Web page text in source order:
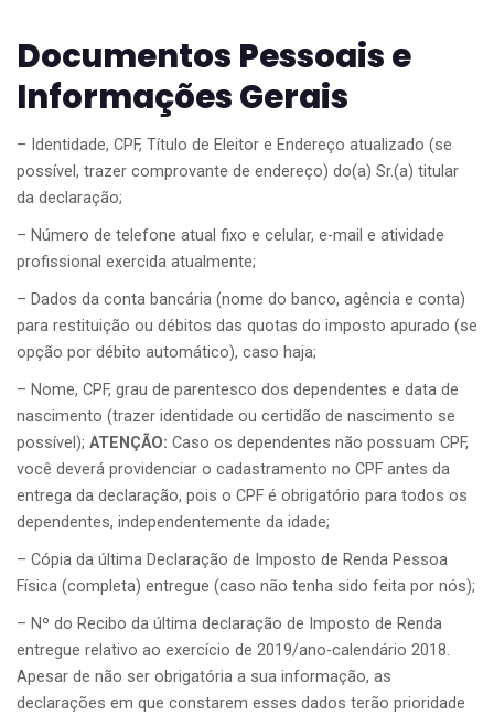
Documentos Pessoais e
Informações Gerais
– Identidade, CPF, Título de Eleitor e Endereço atualizado (se
possível, trazer comprovante de endereço) do(a) Sr.(a) titular
da declaração;
– Número de telefone atual fixo e celular, e-mail e atividade
profissional exercida atualmente;
– Dados da conta bancária (nome do banco, agência e conta)
para restituição ou débitos das quotas do imposto apurado (se
opção por débito automático), caso haja;
– Nome, CPF, grau de parentesco dos dependentes e data de
nascimento (trazer identidade ou certidão de nascimento se
possível); ATENÇÃO: Caso os dependentes não possuam CPF,
você deverá providenciar o cadastramento no CPF antes da
entrega da declaração, pois o CPF é obrigatório para todos os
dependentes, independentemente da idade;
– Cópia da última Declaração de Imposto de Renda Pessoa
Física (completa) entregue (caso não tenha sido feita por nós);
– Nº do Recibo da última declaração de Imposto de Renda
entregue relativo ao exercício de 2019/ano-calendário 2018.
Apesar de não ser obrigatória a sua informação, as
declarações em que constarem esses dados terão prioridade